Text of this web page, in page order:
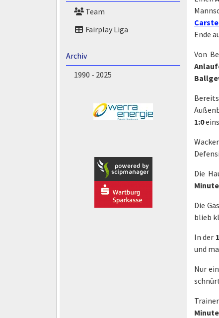
Team
Fairplay Liga
Archiv
1990 - 2025
Ende
Von
1:0
Die
Minute
Die
blieb
In der
und
Nur
Trainer
Minute